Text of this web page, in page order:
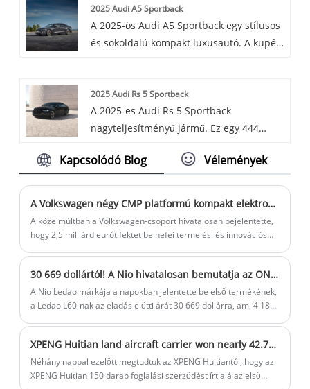
2025 Audi A5 Sportback
A 2025-ös Audi A5 Sportback egy stílusos
és sokoldalú kompakt luxusautó. A kupé
kifinomult belső teret kínálva. 2,0 literes
turbófeltöltős motorral és
alapfelszereltségű összkerékhajtással
2025 Audi Rs 5 Sportback
A 2025-es Audi Rs 5 Sportback
nagyteljesítményű jármű. Ez egy 444
sebességű automatikus sebességváltót és
tartalmazza, amely izgalmas vezetési
élményt kínál a karcsú kialakításával.
Vagy ötvözi az energiát és a stílust,
büszkélkedhet a sportos megjelenéssel
és az erős teljesítmény képességekkel, így
kiemelkedik a luxus sportkötésű
szegmensben.
Kapcsolódó Blog Vélemények
A Volkswagen négy CMP platformú kompakt elektromos autót dob ​​piacra
A közelmúltban a Volkswagen-csoport hivatalosan bejelentette,
hogy 2,5 milliárd eurót fektet be hefei termelési és innovációs
által közösen kifejlesztett két Volkswagen márkájú intelligens
elektromos modell gyártásának felgyorsítására. Motorok.
30 669 dollártól! A Nio hivatalosan bemutatja az ONVO márkát, az első L60 nevű modellt
A Nio Ledao márkája a napokban jelentette be első termékének,
a Ledao L60-nak az eladás előtti árát 30 669 dollárra, ami 4 184
elmagyarázza a "Ledao" jelentését.
XPENG Huitian land aircraft carrier won nearly 42.78 million USD. in orders Zhejiang first to enjoy Official: In the future, all people will fly freely
Néhány nappal ezelőtt megtudtuk az XPENG Huitiantól, hogy az
XPENG Huitian 150 darab foglalási szerződést írt alá az első